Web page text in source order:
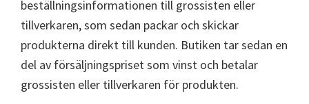
beställningsinformationen till grossisten eller
tillverkaren, som sedan packar och skickar
produkterna direkt till kunden. Butiken tar sedan en
del av försäljningspriset som vinst och betalar
grossisten eller tillverkaren för produkten.